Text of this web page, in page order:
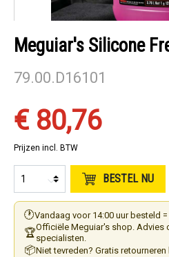
Meguiar's Silicone
79.00.D16101
€ 80,76
Prijzen incl. BTW
BESTEL NU
🕐Vandaag voor 14:00 uur besteld
🏆Officiële Meguiar's shop. Advies
specialisten.
📦Niet tevreden? Gratis retourneren